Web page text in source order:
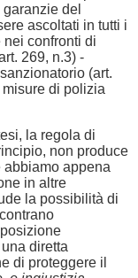
del
ascoltati in tutti i
confronti di
269, n.3) -
(art.
di polizia
la regola di
non produce
abbiamo appena
in altre
la possibilità di
diretta
di proteggere il